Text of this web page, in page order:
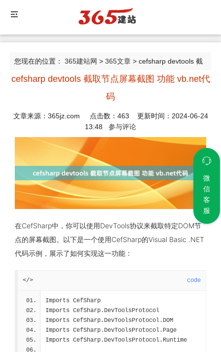
您现在的位置： 365建站网 > 365文章 > cefsharp devtools 截
取节点屏幕截图 功能 vb.net代码
cefsharp devtools 截取节点屏幕截图 功能 vb.net代
码
文章来源：365jz.com 点击数： 463 更新时间：2024-06-24
13:48 参与评论
在CefSharp中，你可以使用DevTools协议来截取特定DOM节
点的屏幕截图。以下是一个使用CefSharp的Visual Basic .NET
代码示例，展示了如何实现这一功能：
</> code
Imports CefSharp
Imports CefSharp.DevToolsProtocol
Imports CefSharp.DevToolsProtocol.DOM
Imports CefSharp.DevToolsProtocol.Page
Imports CefSharp.DevToolsProtocol.Runtime
微
信
客
服